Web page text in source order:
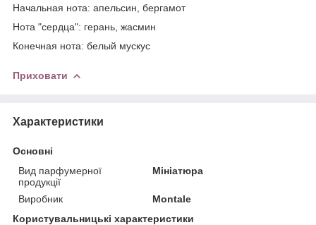
Начальная нота: апельсин, бергамот
Нота "сердца": герань, жасмин
Конечная нота: белый мускус
Приховати
Характеристики
Основні
Вид парфумерної
продукції
Мініатюра
Виробник
Montale
Користувальницькі характеристики